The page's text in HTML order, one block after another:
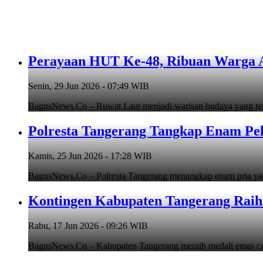
Perayaan HUT Ke-48, Ribuan
Senin, 29 Jun 2026 - 07:49 WIB
BagusNews.Co – Ruwat Laut menjadi warisan budaya yang
Polresta Tangerang Tangkap Enam
Kamis, 25 Jun 2026 - 17:28 WIB
BagusNews.Co – Polresta Tangerang menangkap enam pria
Kontingen Kabupaten Tangerang
Rabu, 17 Jun 2026 - 09:26 WIB
BagusNews.Co – Kabupaten Tangerang meraih medali